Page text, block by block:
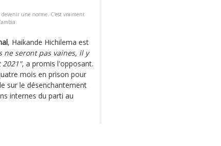
devenir une norme. C'est vraiment
, Haikande Hichilema est
ne seront pas vaines, il y
2021", a promis l'opposant.
mois en prison pour
sur le désenchantement
internes du parti au